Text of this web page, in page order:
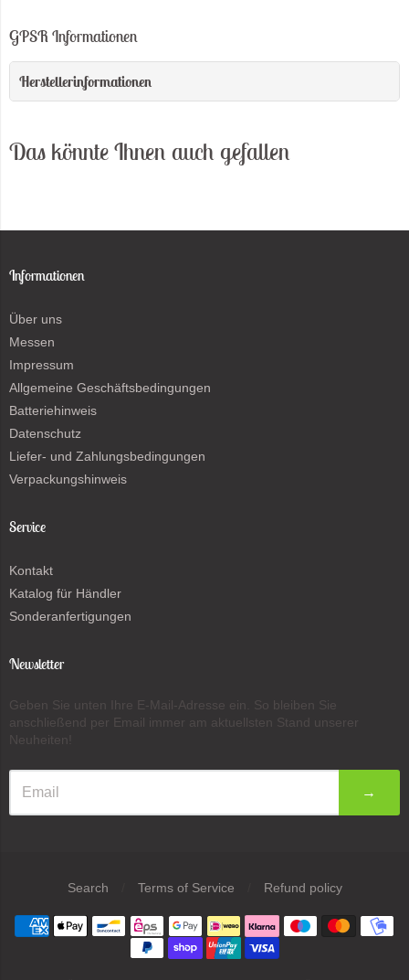
GPSR Informationen
Herstellerinformationen
Das könnte Ihnen auch gefallen
Informationen
Über uns
Messen
Impressum
Allgemeine Geschäftsbedingungen
Batteriehinweis
Datenschutz
Liefer- und Zahlungsbedingungen
Verpackungshinweis
Service
Kontakt
Katalog für Händler
Sonderanfertigungen
Newsletter
Geben Sie unten Ihre E-Mail-Adresse ein. So bleiben Sie
anschließend per Email immer am aktuellsten Stand unserer
Neuheiten!
→
Navigation:
Search Terms of Service Refund policy